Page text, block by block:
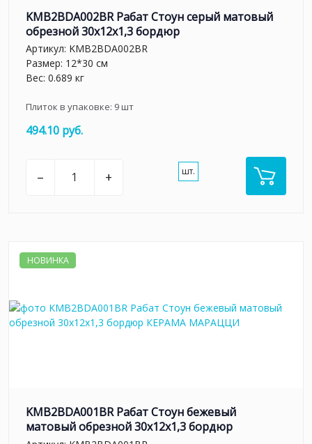
KMB2BDA002BR Рабат Стоун серый матовый
обрезной 30x12x1,3 бордюр
Артикул: KMB2BDA002BR
Размер: 12*30 см
Вес: 0.689 кг
Плиток в упаковке: 9шт
494.10 руб.
– + шт.
НОВИНКА
KMB2BDA001BR Рабат Стоун бежевый
матовый обрезной 30x12x1,3 бордюр